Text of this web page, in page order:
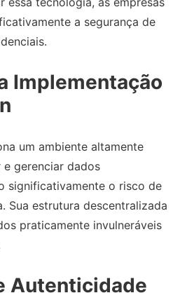
a segurança de
Implementação
um ambiente altamente
e gerenciar dados
significativamente o risco de
Sua estrutura descentralizada
praticamente invulneráveis
Autenticidade